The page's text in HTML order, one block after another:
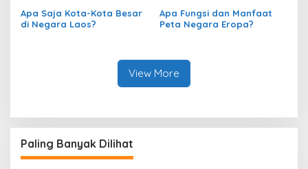
Apa Saja Kota-Kota Besar
di Negara Laos?
Apa Fungsi dan Manfaat
Peta Negara Eropa?
View More
Paling Banyak Dilihat